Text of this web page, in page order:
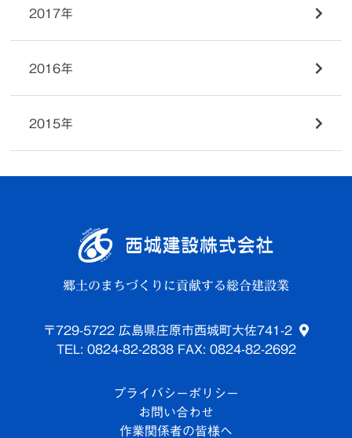
2017年
2016年
2015年
郷土のまちづくりに貢献する総合建設業
〒729-5722 広島県庄原市西城町大佐741-2
TEL: 0824-82-2838 FAX: 0824-82-2692
プライバシーポリシー
お問い合わせ
作業関係者の皆様へ